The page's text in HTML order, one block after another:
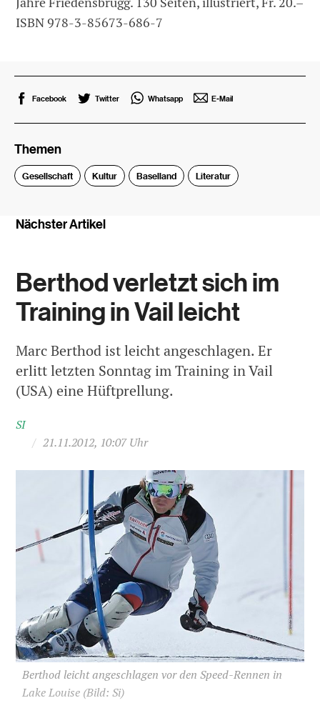
ISBN 978-3-85673-686-7
Facebook Twitter Whatsapp E-Mail
Themen
Gesellschaft Kultur Baselland Literatur
Nächster Artikel
Berthod verletzt sich im
Training in Vail leicht
Marc Berthod ist leicht angeschlagen. Er
erlitt letzten Sonntag im Training in Vail
(USA) eine Hüftprellung.
SI
/ 21.11.2012, 10:07 Uhr
Berthod leicht angeschlagen vor den Speed-Rennen in
Lake Louise (Bild: Si)